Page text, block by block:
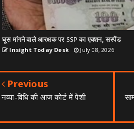
घूस मांगने वाले आरक्षक पर SSP का एक्शन, सस्पेंड
Insight Today Desk July 08, 2026
Previous
नव्या-विधि की आज कोर्ट में पेशी